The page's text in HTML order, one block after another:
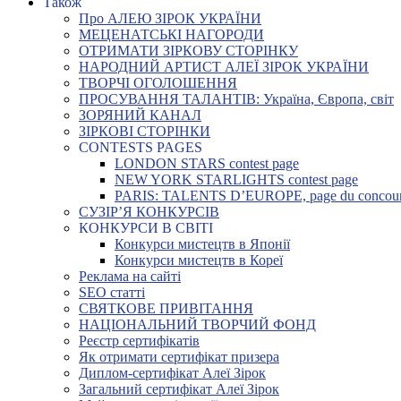
Про АЛЕЮ ЗІРОК УКРАЇНИ
МЕЦЕНАТСЬКІ НАГОРОДИ
ОТРИМАТИ ЗІРКОВУ СТОРІНКУ
НАРОДНИЙ АРТИСТ АЛЕЇ ЗІРОК УКРАЇНИ
ТВОРЧІ ОГОЛОШЕННЯ
ПРОСУВАННЯ ТАЛАНТІВ: Україна, Європа, світ
ЗОРЯНИЙ КАНАЛ
ЗІРКОВІ СТОРІНКИ
CONTESTS PAGES
LONDON STARS contest page
NEW YORK STARLIGHTS contest page
PARIS: TALENTS D’EUROPE, page du
СУЗІР’Я КОНКУРСІВ
КОНКУРСИ В СВІТІ
Конкурси мистецтв в Японії
Конкурси мистецтв в Кореї
Реклама на сайті
SEO статті
СВЯТКОВЕ ПРИВІТАННЯ
НАЦІОНАЛЬНИЙ ТВОРЧИЙ ФОНД
Реєстр сертифікатів
Як отримати сертифікат призера
Диплом-сертифікат Алеї Зірок
Загальний сертифікат Алеї Зірок